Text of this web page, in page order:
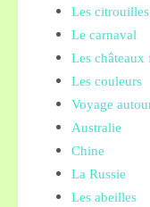
Les citrouilles
Le carnaval
Les châteaux
Les couleurs
Voyage
Australie
Chine
La Russie
Les abeilles